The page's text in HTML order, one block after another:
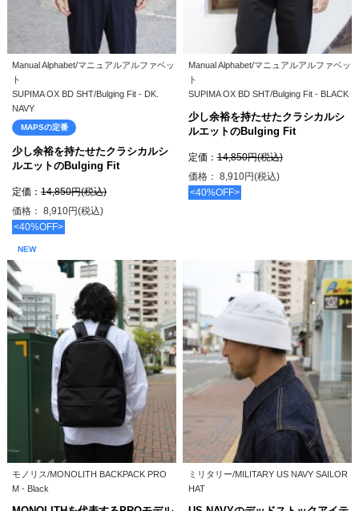
Manual Alphabet/マニュアルアルファベッ
ト
SUPIMA OX BD SHT/Bulging Fit - DK.
NAVY
MAPSの定番
少し余裕を持たせたクラシカルシ
ルエットのBulging Fit
定価：14,850円(税込)
価格： 8,910円(税込)
<40%OFF>
Manual Alphabet/マニュアルアルファベッ
ト
SUPIMA OX BD SHT/Bulging Fit - BLACK
少し余裕を持たせたクラシカルシ
ルエットのBulging Fit
定価：14,850円(税込)
価格： 8,910円(税込)
<40%OFF>
NEW
モノリス/MONOLITH BACKPACK PRO
M - Black
ミリタリー/MILITARY US NAVY SAILOR
HAT